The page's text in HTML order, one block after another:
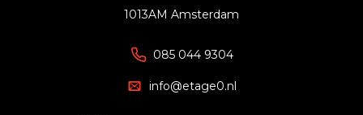
1013AM Amsterdam
085 044 9304
info@etage0.nl